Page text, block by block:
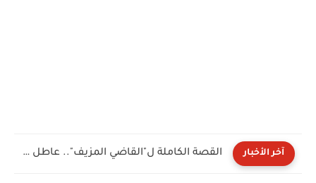
آخر الأخبار القصة الكاملة ل"القاضي المزيف".. عاطل ينتحل صفة مستشار وينصب على...